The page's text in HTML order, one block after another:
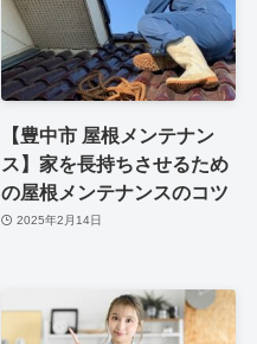
【豊中市 屋根メンテナン
ス】家を長持ちさせるため
の屋根メンテナンスのコツ
2025年2月14日